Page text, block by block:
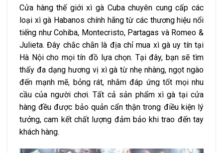
Cửa hàng thế giới xì gà Cuba chuyên cung cấp các
loại xì gà Habanos chính hãng từ các thương hiệu nổi
tiếng như Cohiba, Montecristo, Partagas và Romeo &
Julieta. Đây chắc chắn là địa chỉ mua xì gà uy tín tại
Hà Nội cho mọi tín đồ lựa chọn. Tại đây, bạn sẽ tìm
thấy đa dạng hương vị xì gà từ nhẹ nhàng, ngọt ngào
đến mạnh mẽ, bỏng rát, nhằm đáp ứng tốt mọi nhu
cầu của người chơi. Tất cả sản phẩm xì gà tại cửa
hàng đều được bảo quản cẩn thận trong điều kiện lý
tưởng, cam kết chất lượng đảm bảo khi trao đến tay
khách hàng.